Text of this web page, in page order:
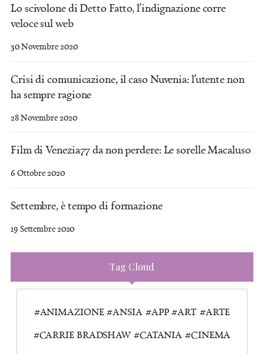
Lo scivolone di Detto Fatto, l’indignazione corre
veloce sul web
30 Novembre 2020
Crisi di comunicazione, il caso Nuvenia: l’utente non
ha sempre ragione
28 Novembre 2020
Film di Venezia77 da non perdere: Le sorelle Macaluso
6 Ottobre 2020
Settembre, è tempo di formazione
19 Settembre 2020
Tag Cloud
ANIMAZIONE ANSIA APP ART
ARTE
CARRIE BRADSHAW
CATANIA
CINEMA